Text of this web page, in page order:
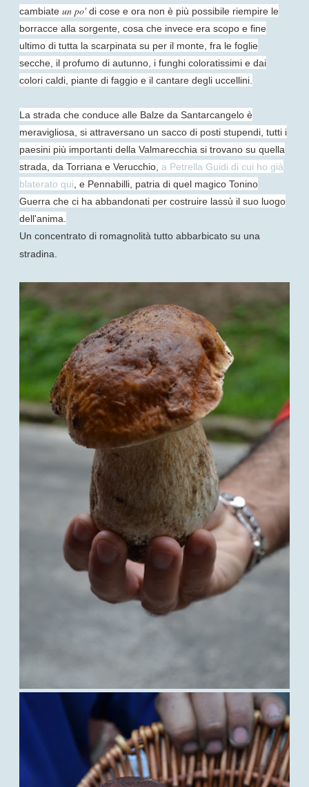
cambiate un po'di cose e ora non è più possibile riempire le
borracce alla sorgente, cosa che invece era scopo e fine
ultimo di tutta la scarpinata su per il monte, fra le foglie
secche, il profumo di autunno, i funghi coloratissimi e dai
colori caldi, piante di faggio e il cantare degli uccellini.
La strada che conduce alle Balze da Santarcangelo è
meravigliosa, si attraversano un sacco di posti stupendi, tutti i
paesini più importanti della Valmarecchia si trovano su quella
strada, da Torriana e Verucchio, a Petrella Guidi di cui ho già
blaterato qui , e Pennabilli, patria di quel magico Tonino
Guerra che ci ha abbandonati per costruire lassù il suo luogo
dell'anima.
Un concentrato di romagnolità tutto abbarbicato su una
stradina.